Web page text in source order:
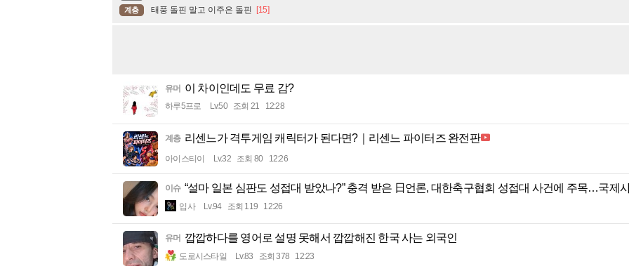
계층 태풍 돌핀 말고 이주은 돌핀 [15]
유머 이 차이인데도 무료 감?
하루5프로 Lv.50 조회 21 12:28
계층 리센느가 격투게임 캐릭터가 된다면?｜리센느 파이터즈 완전판
아이스티이 Lv.32 조회 80 12:26
이슈 “설마 일본 심판도 성접대 받았나?” 충격 받은 日언론, 대한축구협회 성접대 사건에 주목…국제
입사 Lv.94 조회 119 12:26
유머 깝깝하다를 영어로 설명 못해서 깝깝해진 한국 사는 외국인
도로시스타일 Lv.83 조회 378 12:23